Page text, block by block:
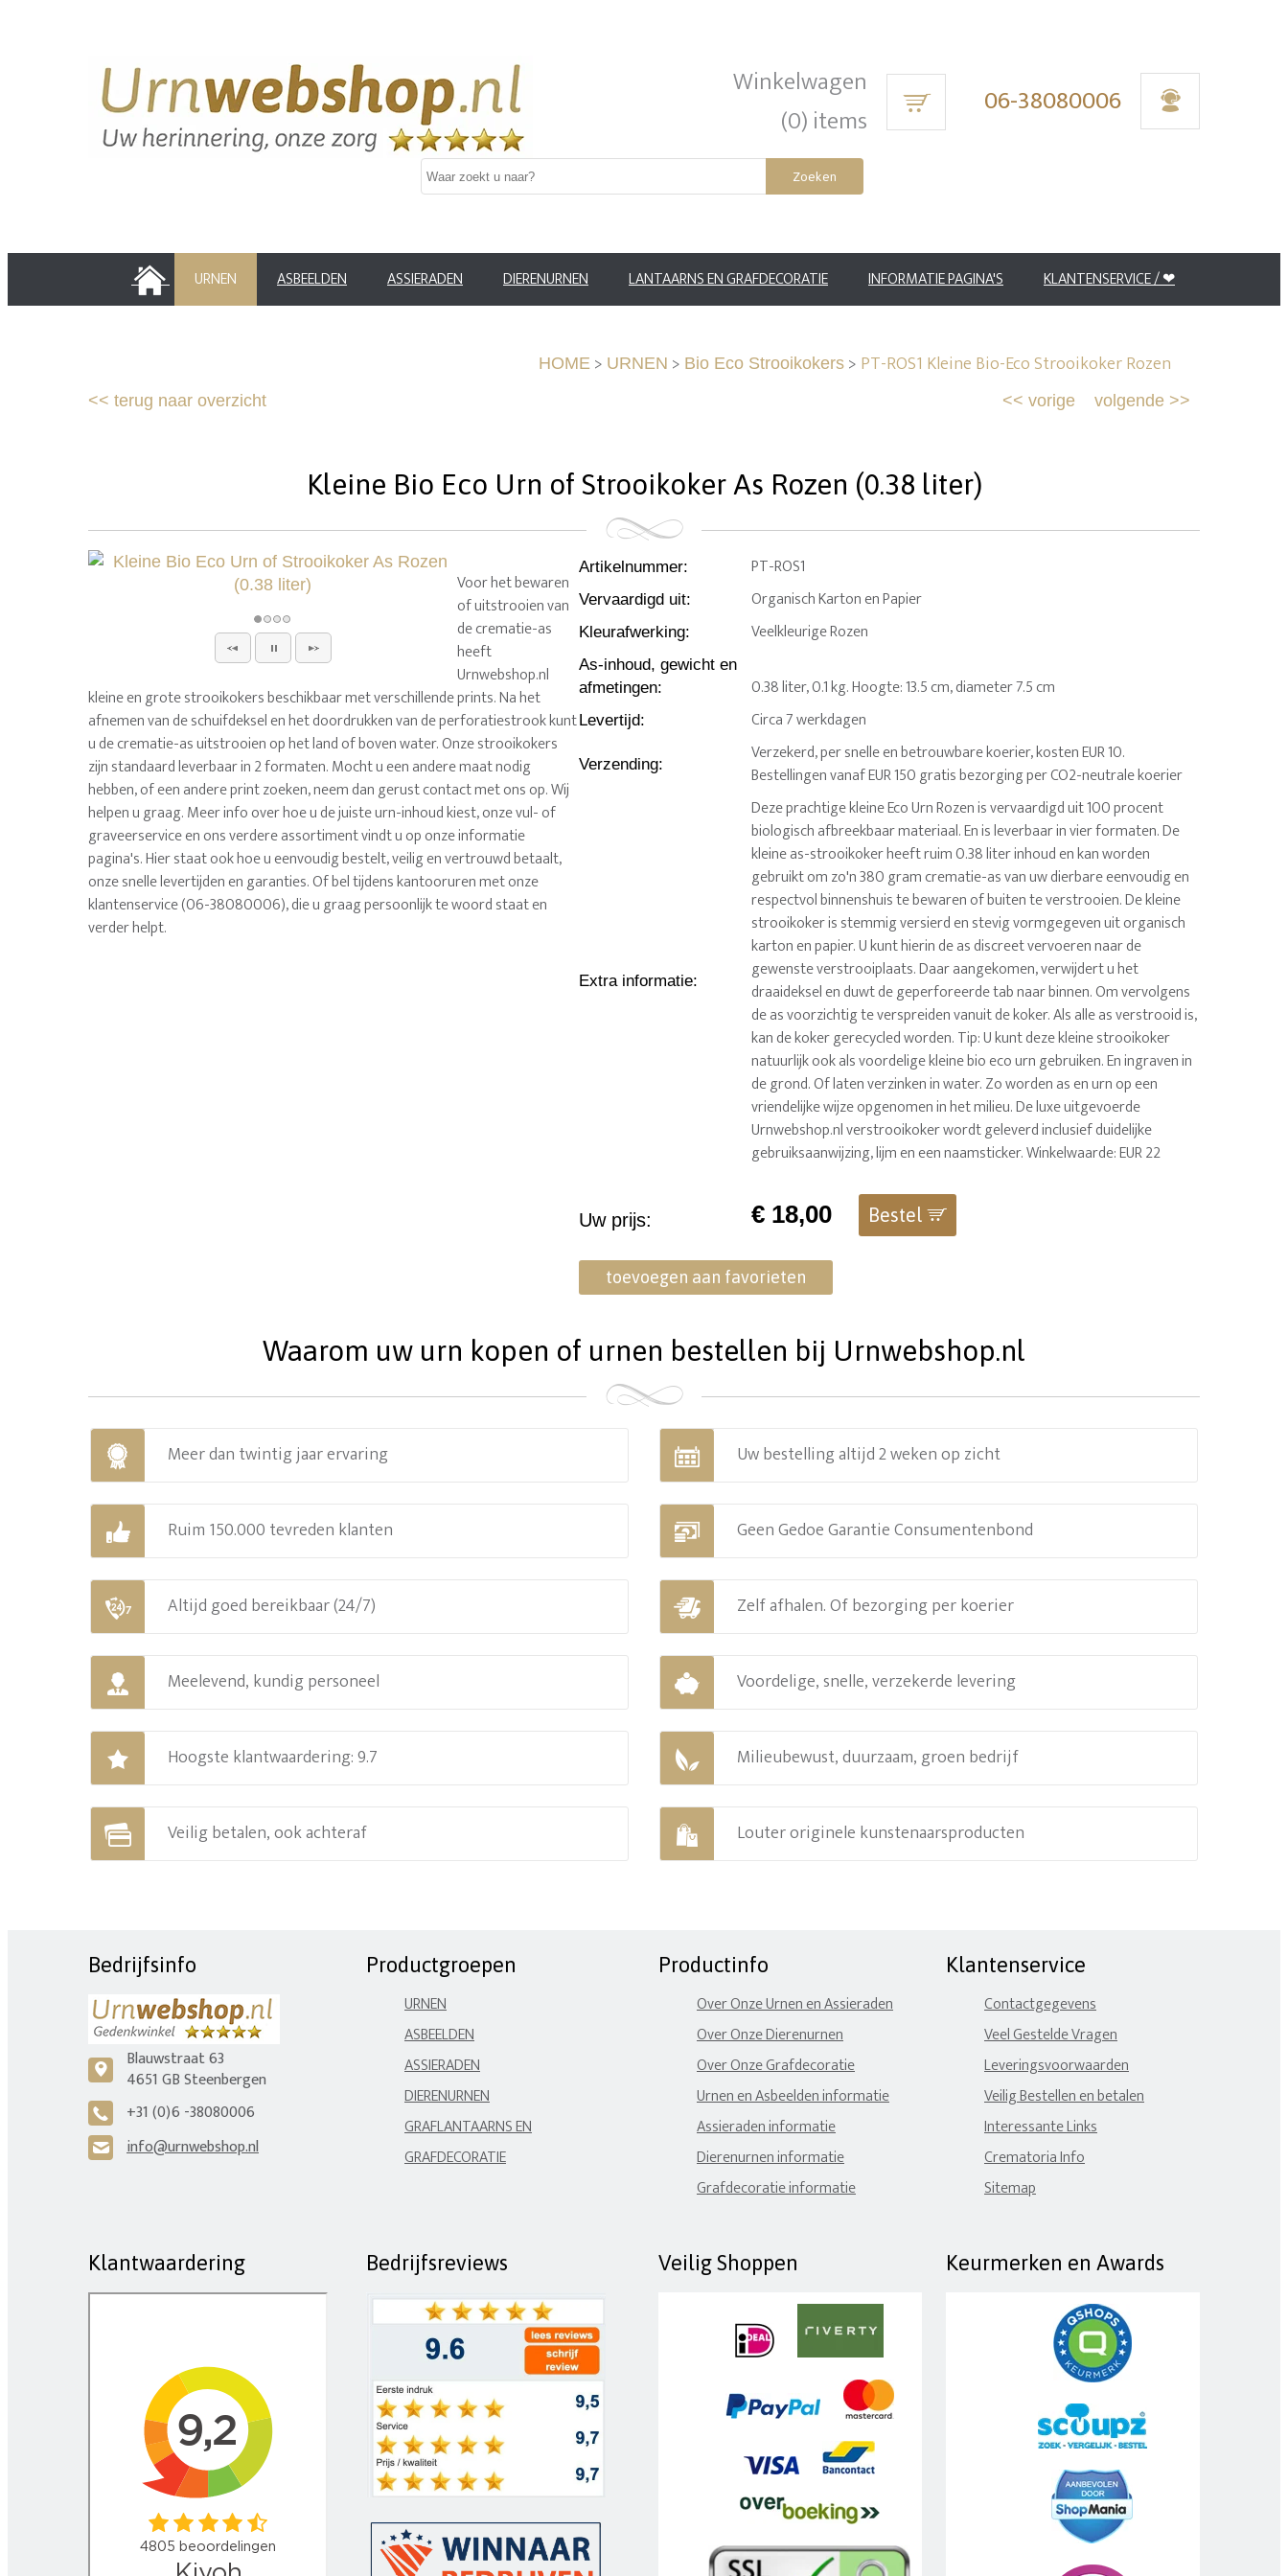
Winkelwagen
(0) items
06-38080006
Zoeken
HOME URNEN ASBEELDEN ASSIERADEN DIERENURNEN LANTAARNS EN GRAFDECORATIE INFORMATIE PAGINA'S KLANTENSERVICE /❤
HOME > URNEN > Bio Eco Strooikokers > PT-ROS1 Kleine Bio-Eco Strooikoker Rozen
<< terug naar overzicht volgende >>
<< vorige
Kleine Bio Eco Urn of Strooikoker As Rozen (0.38 liter)
Artikelnummer: PT-ROS1
Vervaardigd uit: Organisch Karton en Papier
Kleurafwerking: Veelkleurige Rozen
As-inhoud, gewicht en
afmetingen: 0.38 liter, 0.1 kg. Hoogte: 13.5 cm, diameter 7.5 cm
Levertijd: Circa 7 werkdagen
Verzending:
Verzekerd, per snelle en betrouwbare koerier, kosten EUR 10.
Bestellingen vanaf EUR 150 gratis bezorging per CO2-neutrale koerier
Extra informatie:
Deze prachtige kleine Eco Urn Rozen is vervaardigd uit 100 procent
biologisch afbreekbaar materiaal. En is leverbaar in vier formaten. De
kleine as-strooikoker heeft ruim 0.38 liter inhoud en kan worden
gebruikt om zo'n 380 gram crematie-as van uw dierbare eenvoudig en
respectvol binnenshuis te bewaren of buiten te verstrooien. De kleine
strooikoker is stemmig versierd en stevig vormgegeven uit organisch
karton en papier. U kunt hierin de as discreet vervoeren naar de
gewenste verstrooiplaats. Daar aangekomen, verwijdert u het
draaideksel en duwt de geperforeerde tab naar binnen. Om vervolgens
de as voorzichtig te verspreiden vanuit de koker. Als alle as verstrooid is,
kan de koker gerecycled worden. Tip: U kunt deze kleine strooikoker
natuurlijk ook als voordelige kleine bio eco urn gebruiken. En ingraven in
de grond. Of laten verzinken in water. Zo worden as en urn op een
vriendelijke wijze opgenomen in het milieu. De luxe uitgevoerde
Urnwebshop.nl verstrooikoker wordt geleverd inclusief duidelijke
gebruiksaanwijzing, lijm en een naamsticker. Winkelwaarde: EUR 22
Uw prijs: € 18,00 Bestel
toevoegen aan favorieten
Voor het bewaren
of uitstrooien van
de crematie-as
heeft
Urnwebshop.nl
kleine en grote strooikokers beschikbaar met verschillende prints. Na het
afnemen van de schuifdeksel en het doordrukken van de perforatiestrook kunt
u de crematie-as uitstrooien op het land of boven water. Onze strooikokers
zijn standaard leverbaar in 2 formaten. Mocht u een andere maat nodig
hebben, of een andere print zoeken, neem dan gerust contact met ons op. Wij
helpen u graag. Meer info over hoe u de juiste urn-inhoud kiest, onze vul- of
graveerservice en ons verdere assortiment vindt u op onze informatie
pagina's. Hier staat ook hoe u eenvoudig bestelt, veilig en vertrouwd betaalt,
onze snelle levertijden en garanties. Of bel tijdens kantooruren met onze
klantenservice (06-38080006), die u graag persoonlijk te woord staat en
verder helpt.
Waarom uw urn kopen of urnen bestellen bij Urnwebshop.nl
Meer dan twintig jaar ervaring Uw bestelling altijd 2 weken op zicht
Ruim 150.000 tevreden klanten Geen Gedoe Garantie Consumentenbond
Altijd goed bereikbaar (24/7) Zelf afhalen. Of bezorging per koerier
Meelevend, kundig personeel Voordelige, snelle, verzekerde levering
Hoogste klantwaardering: 9.7 Milieubewust, duurzaam, groen bedrijf
Veilig betalen, ook achteraf Louter originele kunstenaarsproducten
Bedrijfsinfo
c
Blauwstraat 63
4651 GB Steenbergen
A +31 (0)6 -38080006
H info@urnwebshop.nl
Productgroepen
URNEN
ASBEELDEN
ASSIERADEN
DIERENURNEN
GRAFLANTAARNS EN
GRAFDECORATIE
Productinfo
Over Onze Urnen en Assieraden
Over Onze Dierenurnen
Over Onze Grafdecoratie
Urnen en Asbeelden informatie
Assieraden informatie
Dierenurnen informatie
Grafdecoratie informatie
Klantenservice
Contactgegevens
Veel Gestelde Vragen
Leveringsvoorwaarden
Veilig Bestellen en betalen
Interessante Links
Crematoria Info
Sitemap
Klantwaardering Bedrijfsreviews Veilig Shoppen Keurmerken en Awards